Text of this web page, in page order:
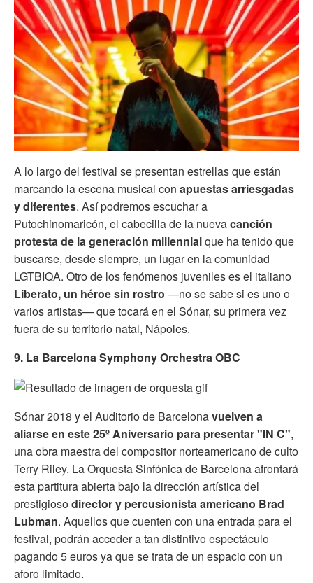
A lo largo del festival se presentan estrellas que están
marcando la escena musical con apuestas arriesgadas
y diferentes. Así podremos escuchar a
Putochinomaricón, el cabecilla de la nuevacanción
protesta de la generación millennialque ha tenido que
buscarse, desde siempre, un lugar en la comunidad
LGTBIQA. Otro de los fenómenos juveniles es el italiano
Liberato, un héroe sin rostro —no se sabe si es uno o
varios artistas— que tocará en el Sónar, su primera vez
fuera de su territorio natal, Nápoles.
9. La Barcelona Symphony Orchestra OBC
Sónar 2018 y el Auditorio de Barcelonavuelven a
aliarse en este 25º Aniversario para presentar "IN C",
una obra maestra del compositor norteamericano de culto
Terry Riley. La Orquesta Sinfónica de Barcelona afrontará
esta partitura abierta bajo la dirección artística del
prestigiosodirector y percusionista americano Brad
Lubman. Aquellos que cuenten con una entrada para el
festival, podrán acceder a tan distintivo espectáculo
pagando 5 euros ya que se trata de un espacio con un
aforo limitado.